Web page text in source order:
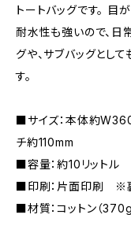
トートバッグです。 目
耐水性も強いので、日
グや、サブバッグとし
す。
■サイズ：本体約
チ約110mm
■容量：約10リットル
■印刷：片面印刷 ※
■材質：コットン（